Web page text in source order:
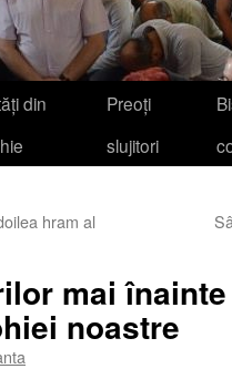
din
Preoţi
slujitori
hram al
mai
noastre